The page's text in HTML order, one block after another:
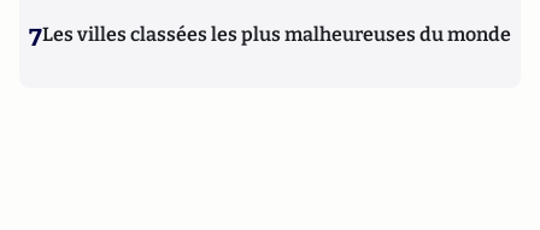
7Les villes classées les plus malheureuses du monde